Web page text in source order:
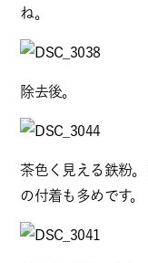
ね。
除去後。
茶色く見える鉄粉
の付着も多めです。